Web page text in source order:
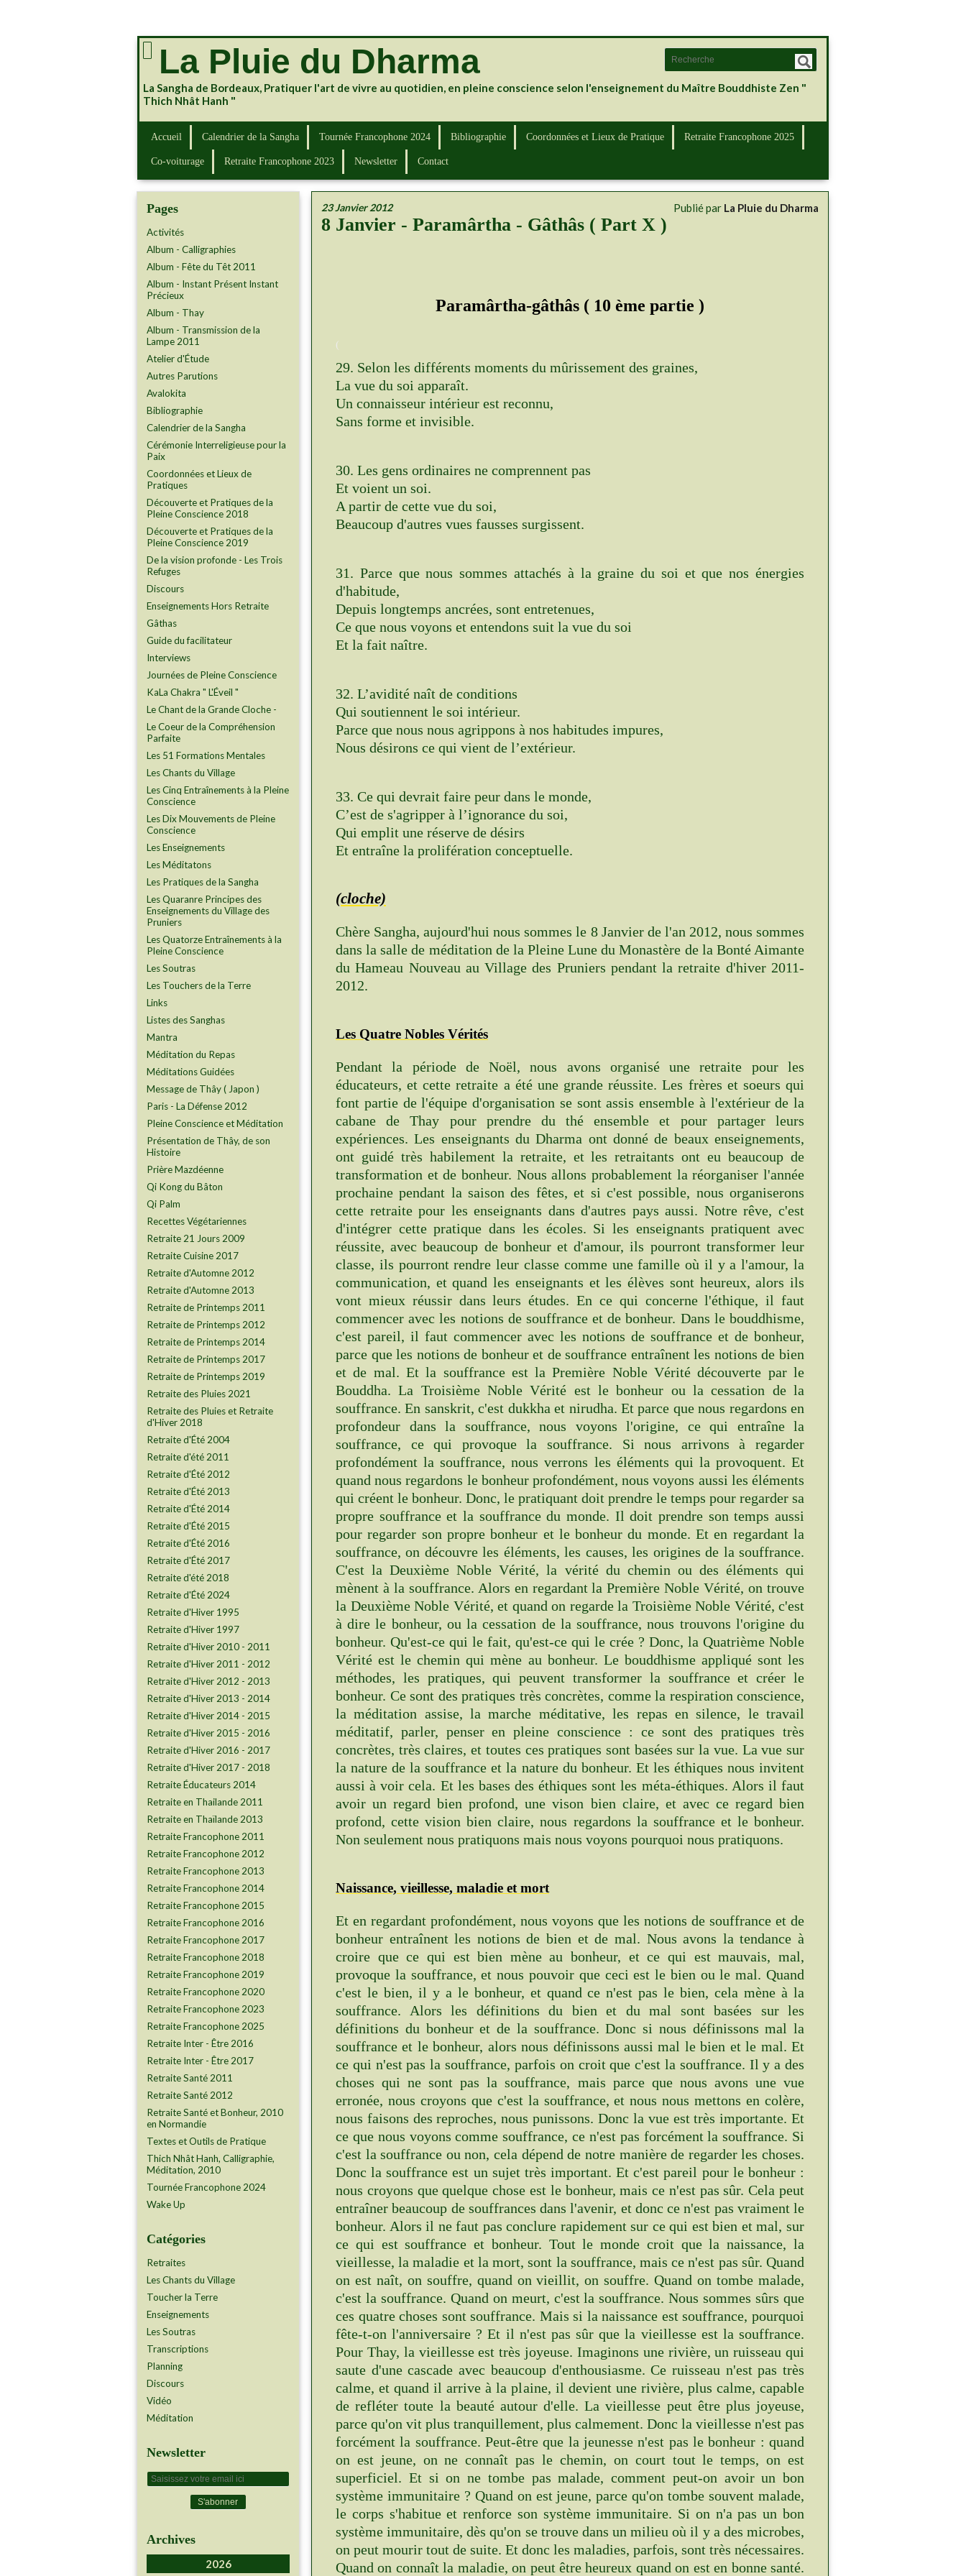
La Pluie du Dharma
La Sangha de Bordeaux, Pratiquer l'art de vivre au quotidien, en pleine conscience selon l'enseignement du Maître Bouddhiste Zen "
Thich Nhât Hanh "
Accueil Calendrier de la Sangha Tournée Francophone 2024 Bibliographie Coordonnées et Lieux de Pratique Retraite Francophone 2025
Co-voiturage Retraite Francophone 2023 Newsletter Contact
Pages
Activités
Album - Calligraphies
Album - Fête du Têt 2011
Album - Instant Présent Instant
Précieux
Album - Thay
Album - Transmission de la
Lampe 2011
Atelier d'Étude
Autres Parutions
Avalokita
Bibliographie
Calendrier de la Sangha
Cérémonie Interreligieuse pour la
Paix
Coordonnées et Lieux de
Pratiques
Découverte et Pratiques de la
Pleine Conscience 2018
Découverte et Pratiques de la
Pleine Conscience 2019
De la vision profonde - Les Trois
Refuges
Discours
Enseignements Hors Retraite
Gâthas
Guide du facilitateur
Interviews
Journées de Pleine Conscience
KaLa Chakra " L'Éveil "
Le Chant de la Grande Cloche -
Le Coeur de la Compréhension
Parfaite
Les 51 Formations Mentales
Les Chants du Village
Les Cinq Entraînements à la Pleine
Conscience
Les Dix Mouvements de Pleine
Conscience
Les Enseignements
Les Méditatons
Les Pratiques de la Sangha
Les Quaranre Principes des
Enseignements du Village des
Pruniers
Les Quatorze Entraînements à la
Pleine Conscience
Les Soutras
Les Touchers de la Terre
Links
Listes des Sanghas
Mantra
Méditation du Repas
Méditations Guidées
Message de Thây ( Japon )
Paris - La Défense 2012
Pleine Conscience et Méditation
Présentation de Thây, de son
Histoire
Prière Mazdéenne
Qi Kong du Bâton
Qi Palm
Recettes Végétariennes
Retraite 21 Jours 2009
Retraite Cuisine 2017
Retraite d'Automne 2012
Retraite d'Automne 2013
Retraite de Printemps 2011
Retraite de Printemps 2012
Retraite de Printemps 2014
Retraite de Printemps 2017
Retraite de Printemps 2019
Retraite des Pluies 2021
Retraite des Pluies et Retraite
d'Hiver 2018
Retraite d'Été 2004
Retraite d'été 2011
Retraite d'Été 2012
Retraite d'Été 2013
Retraite d'Été 2014
Retraite d'Été 2015
Retraite d'Été 2016
Retraite d'Été 2017
Retraite d'été 2018
Retraite d'Été 2024
Retraite d'Hiver 1995
​​​​​​​Retraite d'Hiver 1997
Retraite d'Hiver 2010 - 2011
Retraite d'Hiver 2011 - 2012
Retraite d'Hiver 2012 - 2013
Retraite d'Hiver 2013 - 2014
Retraite d'Hiver 2014 - 2015
Retraite d'Hiver 2015 - 2016
Retraite d'Hiver 2016 - 2017
Retraite d'Hiver 2017 - 2018
Retraite Éducateurs 2014
Retraite en Thailande 2011
Retraite en Thaïlande 2013
Retraite Francophone 2011
Retraite Francophone 2012
Retraite Francophone 2013
Retraite Francophone 2014
Retraite Francophone 2015
Retraite Francophone 2016
Retraite Francophone 2017
Retraite Francophone 2018
Retraite Francophone 2019
Retraite Francophone 2020
Retraite Francophone 2023
Retraite Francophone 2025
Retraite Inter - Être 2016
Retraite Inter - Être 2017
Retraite Santé 2011
Retraite Santé 2012
Retraite Santé et Bonheur, 2010
en Normandie
Textes et Outils de Pratique
Thich Nhât Hanh, Calligraphie,
Méditation, 2010
Tournée Francophone 2024
Wake Up
Catégories
Retraites
Les Chants du Village
Toucher la Terre
Enseignements
Les Soutras
Transcriptions
Planning
Discours
Vidéo
Méditation
Newsletter
Archives
2026
23 Janvier 2012 Publié par La Pluie du Dharma
8 Janvier - Paramârtha - Gâthâs ( Part X )
Paramârtha-gâthâs ( 10 ème partie )
(
29. Selon les différents moments du mûrissement des graines,
La vue du soi apparaît.
Un connaisseur intérieur est reconnu,
Sans forme et invisible.
30. Les gens ordinaires ne comprennent pas
Et voient un soi.
A partir de cette vue du soi,
Beaucoup d'autres vues fausses surgissent.
31. Parce que nous sommes attachés à la graine du soi et que nos énergies
d'habitude,
Depuis longtemps ancrées, sont entretenues,
Ce que nous voyons et entendons suit la vue du soi
Et la fait naître.
32. L’avidité naît de conditions
Qui soutiennent le soi intérieur.
Parce que nous nous agrippons à nos habitudes impures,
Nous désirons ce qui vient de l’extérieur.
33. Ce qui devrait faire peur dans le monde,
C’est de s'agripper à l’ignorance du soi,
Qui emplit une réserve de désirs
Et entraîne la prolifération conceptuelle.
(cloche)
Chère Sangha, aujourd'hui nous sommes le 8 Janvier de l'an 2012, nous sommes
dans la salle de méditation de la Pleine Lune du Monastère de la Bonté Aimante
du Hameau Nouveau au Village des Pruniers pendant la retraite d'hiver 2011-
2012.
Les Quatre Nobles Vérités
Pendant la période de Noël, nous avons organisé une retraite pour les
éducateurs, et cette retraite a été une grande réussite. Les frères et soeurs qui
font partie de l'équipe d'organisation se sont assis ensemble à l'extérieur de la
cabane de Thay pour prendre du thé ensemble et pour partager leurs
expériences. Les enseignants du Dharma ont donné de beaux enseignements,
ont guidé très habilement la retraite, et les retraitants ont eu beaucoup de
transformation et de bonheur. Nous allons probablement la réorganiser l'année
prochaine pendant la saison des fêtes, et si c'est possible, nous organiserons
cette retraite pour les enseignants dans d'autres pays aussi. Notre rêve, c'est
d'intégrer cette pratique dans les écoles. Si les enseignants pratiquent avec
réussite, avec beaucoup de bonheur et d'amour, ils pourront transformer leur
classe, ils pourront rendre leur classe comme une famille où il y a l'amour, la
communication, et quand les enseignants et les élèves sont heureux, alors ils
vont mieux réussir dans leurs études. En ce qui concerne l'éthique, il faut
commencer avec les notions de souffrance et de bonheur. Dans le bouddhisme,
c'est pareil, il faut commencer avec les notions de souffrance et de bonheur,
parce que les notions de bonheur et de souffrance entraînent les notions de bien
et de mal. Et la souffrance est la Première Noble Vérité découverte par le
Bouddha. La Troisième Noble Vérité est le bonheur ou la cessation de la
souffrance. En sanskrit, c'est dukkha et nirudha. Et parce que nous regardons en
profondeur dans la souffrance, nous voyons l'origine, ce qui entraîne la
souffrance, ce qui provoque la souffrance. Si nous arrivons à regarder
profondément la souffrance, nous verrons les éléments qui la provoquent. Et
quand nous regardons le bonheur profondément, nous voyons aussi les éléments
qui créent le bonheur. Donc, le pratiquant doit prendre le temps pour regarder sa
propre souffrance et la souffrance du monde. Il doit prendre son temps aussi
pour regarder son propre bonheur et le bonheur du monde. Et en regardant la
souffrance, on découvre les éléments, les causes, les origines de la souffrance.
C'est la Deuxième Noble Vérité, la vérité du chemin ou des éléments qui
mènent à la souffrance. Alors en regardant la Première Noble Vérité, on trouve
la Deuxième Noble Vérité, et quand on regarde la Troisième Noble Vérité, c'est
à dire le bonheur, ou la cessation de la souffrance, nous trouvons l'origine du
bonheur. Qu'est-ce qui le fait, qu'est-ce qui le crée ? Donc, la Quatrième Noble
Vérité est le chemin qui mène au bonheur. Le bouddhisme appliqué sont les
méthodes, les pratiques, qui peuvent transformer la souffrance et créer le
bonheur. Ce sont des pratiques très concrètes, comme la respiration conscience,
la méditation assise, la marche méditative, les repas en silence, le travail
méditatif, parler, penser en pleine conscience : ce sont des pratiques très
concrètes, très claires, et toutes ces pratiques sont basées sur la vue. La vue sur
la nature de la souffrance et la nature du bonheur. Et les éthiques nous invitent
aussi à voir cela. Et les bases des éthiques sont les méta-éthiques. Alors il faut
avoir un regard bien profond, une vison bien claire, et avec ce regard bien
profond, cette vision bien claire, nous regardons la souffrance et le bonheur.
Non seulement nous pratiquons mais nous voyons pourquoi nous pratiquons.
Naissance, vieillesse, maladie et mort
Et en regardant profondément, nous voyons que les notions de souffrance et de
bonheur entraînent les notions de bien et de mal. Nous avons la tendance à
croire que ce qui est bien mène au bonheur, et ce qui est mauvais, mal,
provoque la souffrance, et nous pouvoir que ceci est le bien ou le mal. Quand
c'est le bien, il y a le bonheur, et quand ce n'est pas le bien, cela mène à la
souffrance. Alors les définitions du bien et du mal sont basées sur les
définitions du bonheur et de la souffrance. Donc si nous définissons mal la
souffrance et le bonheur, alors nous définissons aussi mal le bien et le mal. Et
ce qui n'est pas la souffrance, parfois on croit que c'est la souffrance. Il y a des
choses qui ne sont pas la souffrance, mais parce que nous avons une vue
erronée, nous croyons que c'est la souffrance, et nous nous mettons en colère,
nous faisons des reproches, nous punissons. Donc la vue est très importante. Et
ce que nous voyons comme souffrance, ce n'est pas forcément la souffrance. Si
c'est la souffrance ou non, cela dépend de notre manière de regarder les choses.
Donc la souffrance est un sujet très important. Et c'est pareil pour le bonheur :
nous croyons que quelque chose est le bonheur, mais ce n'est pas sûr. Cela peut
entraîner beaucoup de souffrances dans l'avenir, et donc ce n'est pas vraiment le
bonheur. Alors il ne faut pas conclure rapidement sur ce qui est bien et mal, sur
ce qui est souffrance et bonheur. Tout le monde croit que la naissance, la
vieillesse, la maladie et la mort, sont la souffrance, mais ce n'est pas sûr. Quand
on est naît, on souffre, quand on vieillit, on souffre. Quand on tombe malade,
c'est la souffrance. Quand on meurt, c'est la souffrance. Nous sommes sûrs que
ces quatre choses sont souffrance. Mais si la naissance est souffrance, pourquoi
fête-t-on l'anniversaire ? Et il n'est pas sûr que la vieillesse est la souffrance.
Pour Thay, la vieillesse est très joyeuse. Imaginons une rivière, un ruisseau qui
saute d'une cascade avec beaucoup d'enthousiasme. Ce ruisseau n'est pas très
calme, et quand il arrive à la plaine, il devient une rivière, plus calme, capable
de refléter toute la beauté autour d'elle. La vieillesse peut être plus joyeuse,
parce qu'on vit plus tranquillement, plus calmement. Donc la vieillesse n'est pas
forcément la souffrance. Peut-être que la jeunesse n'est pas le bonheur : quand
on est jeune, on ne connaît pas le chemin, on court tout le temps, on est
superficiel. Et si on ne tombe pas malade, comment peut-on avoir un bon
système immunitaire ? Quand on est jeune, parce qu'on tombe souvent malade,
le corps s'habitue et renforce son système immunitaire. Si on n'a pas un bon
système immunitaire, dès qu'on se trouve dans un milieu où il y a des microbes,
on peut mourir tout de suite. Et donc les maladies, parfois, sont très nécessaires.
Quand on connaît la maladie, on peut être heureux quand on est en bonne santé.